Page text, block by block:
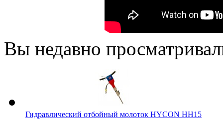
Вы недавно
Гидравлический отбойный молоток HYCON HH15